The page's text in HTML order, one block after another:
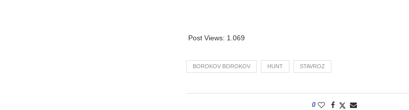
Post Views: 1.069
BOROKOV BOROKOV HUNT STAVROZ
0